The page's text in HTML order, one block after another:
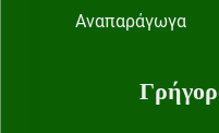
Αναπαράγωγα